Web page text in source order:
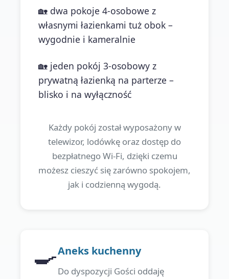
🏡 dwa pokoje 4-osobowe z
własnymi łazienkami tuż obok –
wygodnie i kameralnie
🏡 jeden pokój 3-osobowy z
prywatną łazienką na parterze –
blisko i na wyłączność
Każdy pokój został wyposażony w
telewizor, lodówkę oraz dostęp do
bezpłatnego Wi-Fi, dzięki czemu
możesz cieszyć się zarówno spokojem,
jak i codzienną wygodą.
🍳Aneks kuchenny
Do dyspozycji Gości oddaję